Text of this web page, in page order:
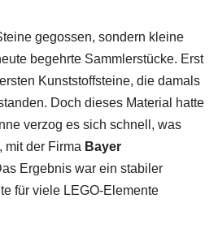
gegossen, sondern kleine
begehrte Sammlerstücke. Erst
Kunststoffsteine, die damals
Doch dieses Material hatte
verzog es sich schnell, was
mit der Firma Bayer
Ergebnis war ein stabiler
für viele LEGO-Elemente